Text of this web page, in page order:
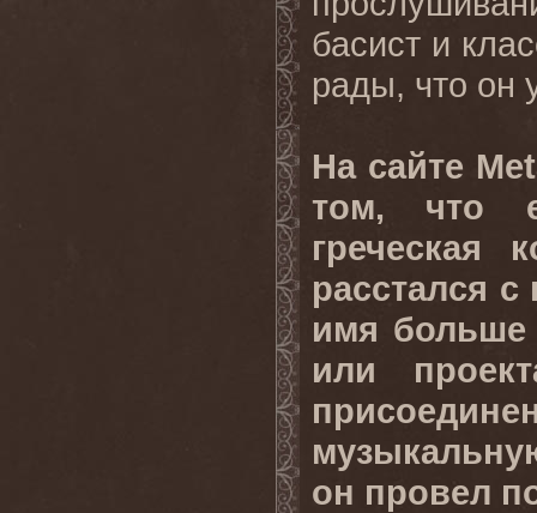
басист и
рады, что он
На сайте
том, что
расстался
имя больше
или
он провел